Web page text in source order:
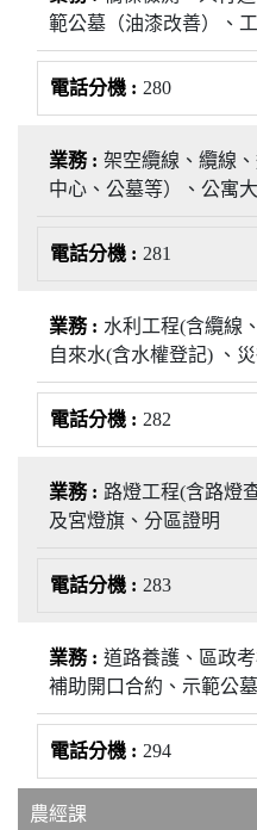
範公墓（油漆改善）、
280
架空纜線、纜線
中心、公墓等）、公寓
281
水利工程(含纜線
自來水(含水權登記) 、
282
路燈工程(含路燈
及宮燈旗、分區證明
283
道路養護、區政
補助開口合約、示範公
294
農經課